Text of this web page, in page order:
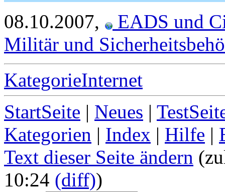
08.10.2007,
EADS und
Militär und
KategorieInternet
StartSeite | Neues |
Kategorien | Index | Hilfe |
Text dieser Seite ändern
10:24 (diff))